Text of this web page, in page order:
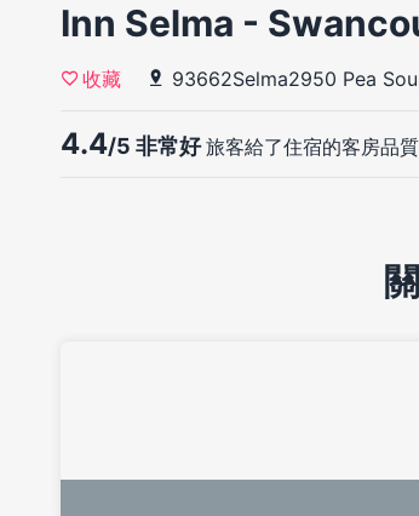
Inn Selma -
收藏 93662Selma2950 Pea
4.4/5 非常好旅客給了住宿的客房品